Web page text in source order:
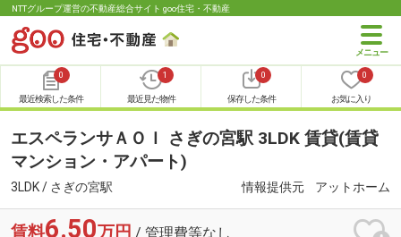
NTTグループ運営の不動産総合サイト goo住宅・不動産
0
最近検索した条件
1
最近見た物件
0
保存した条件
0
お気に入り
エスペランサＡＯＩ さぎの宮駅 3LDK 賃貸(賃貸
マンション・アパート)
3LDK / さぎの宮駅 情報提供元 アットホーム
賃料6.50万円 / 管理費等なし